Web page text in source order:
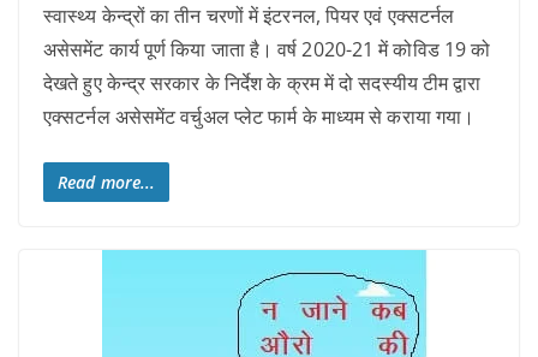
स्वास्थ्य केन्द्रों का तीन चरणों में इंटरनल, पियर एवं एक्सटर्नल
असेसमेंट कार्य पूर्ण किया जाता है। वर्ष 2020-21 में कोविड 19 को
देखते हुए केन्द्र सरकार के निर्देश के क्रम में दो सदस्यीय टीम द्वारा
एक्सटर्नल असेसमेंट वर्चुअल प्लेट फार्म के माध्यम से कराया गया।
Read more...